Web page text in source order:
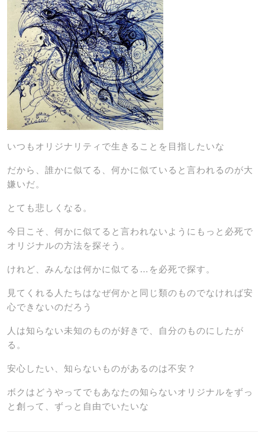
いつもオリジナリティで生きることを目指したいな
だから、誰かに似てる、何かに似ていると言われるのが大
嫌いだ。
とても悲しくなる。
今日こそ、何かに似てると言われないようにもっと必死で
オリジナルの方法を探そう。
けれど、みんなは何かに似てる…を必死で探す。
見てくれる人たちはなぜ何かと同じ類のものでなければ安
心できないのだろう
人は知らない未知のものが好きで、
自分のものにしたが
る。
安心したい、知らないものがあるのは不安？
ボクはどうやってでもあなたの知らないオリジナルをずっ
と創って、ずっと自由でいたいな